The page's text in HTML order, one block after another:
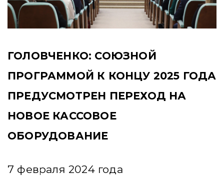
ГОЛОВЧЕНКО: СОЮЗНОЙ
ПРОГРАММОЙ К КОНЦУ 2025 ГОДА
ПРЕДУСМОТРЕН ПЕРЕХОД НА
НОВОЕ КАССОВОЕ
ОБОРУДОВАНИЕ
7 февраля 2024 года